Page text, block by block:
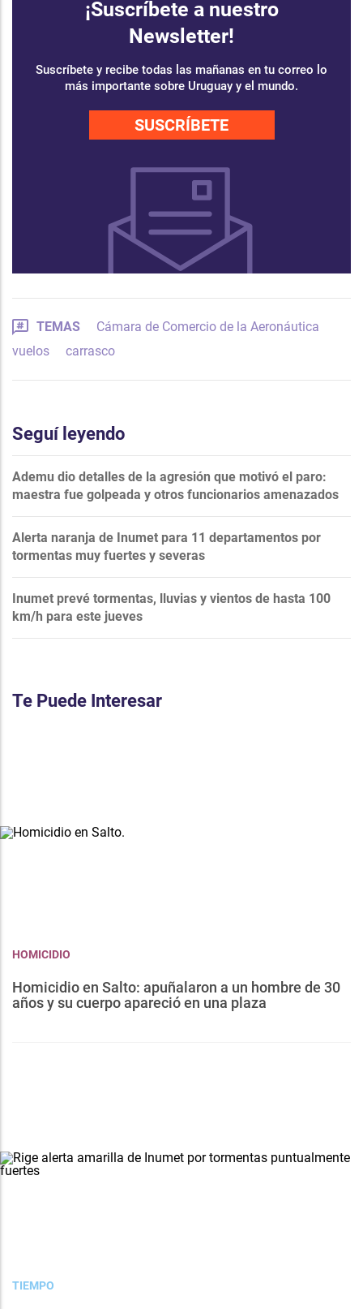
¡Suscríbete a nuestro
Newsletter!
Suscríbete y recibe todas las mañanas en tu correo lo
más importante sobre Uruguay y el mundo.
SUSCRÍBETE
TEMAS
Cámara de Comercio de la Aeronáutica
vuelos
carrasco
Seguí leyendo
Ademu dio detalles de la agresión que motivó el paro:
maestra fue golpeada y otros funcionarios amenazados
Alerta naranja de Inumet para 11 departamentos por
tormentas muy fuertes y severas
Inumet prevé tormentas, lluvias y vientos de hasta 100
km/h para este jueves
Te Puede Interesar
HOMICIDIO
Homicidio en Salto: apuñalaron a un hombre de 30
años y su cuerpo apareció en una plaza
TIEMPO